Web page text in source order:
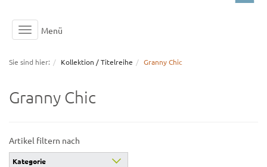
Toggle
navigation
Menü
Sie sind hier: Kollektion / Titelreihe Granny Chic
Granny Chic
Artikel filtern nach
Kategorie